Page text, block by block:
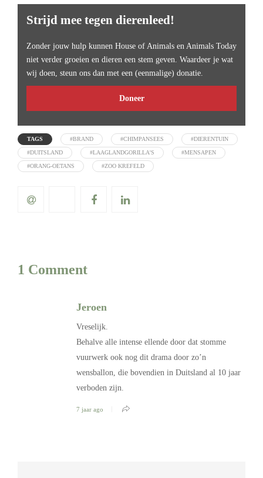
Strijd mee tegen dierenleed!
Zonder jouw hulp kunnen House of Animals en Animals Today
niet verder groeien en dieren een stem geven. Waardeer je wat
wij doen, steun ons dan met een (eenmalige) donatie.
Doneer
TAGS #BRAND #CHIMPANSEES #DIERENTUIN
#DUITSLAND #LAAGLANDGORILLA'S #MENSAPEN
#ORANG-OETANS #ZOO KREFELD
1 Comment
Jeroen
Vreselijk.
Behalve alle intense ellende door dat stomme
vuurwerk ook nog dit drama door zo’n
wensballon, die bovendien in Duitsland al 10 jaar
verboden zijn.
7 jaar ago